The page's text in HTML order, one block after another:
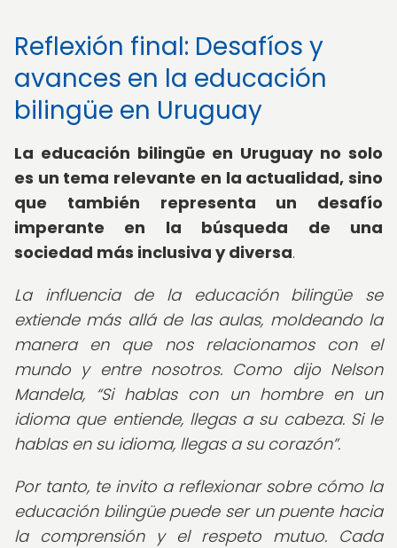
Reflexión final: Desafíos y
avances en la educación
bilingüe en Uruguay
La educación bilingüe en Uruguay no solo
es un tema relevante en la actualidad, sino
que también representa un desafío
imperante en la búsqueda de una
sociedad más inclusiva y diversa.
La influencia de la educación bilingüe se
extiende más allá de las aulas, moldeando la
manera en que nos relacionamos con el
mundo y entre nosotros. Como dijo Nelson
Mandela,
Si hablas con un hombre en un
idioma que entiende, llegas a su cabeza. Si le
hablas en su idioma, llegas a su corazón .
Por tanto, te invito a reflexionar sobre cómo la
educación bilingüe puede ser un puente hacia
la comprensión y el respeto mutuo. Cada